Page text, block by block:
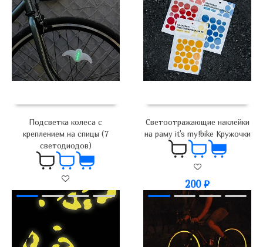
Подсветка колеса с
креплением на спицы (7
светодиодов)
900₽
Светоотражающие наклейки
на раму it's my!bike Кружочки
200₽